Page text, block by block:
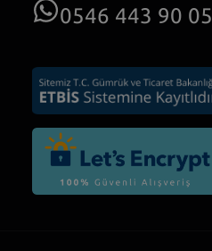
0546 443 90 05